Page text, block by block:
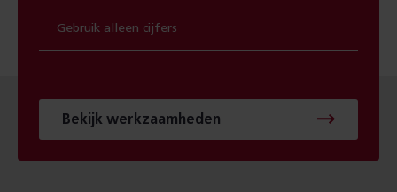
Bekijk werkzaamheden